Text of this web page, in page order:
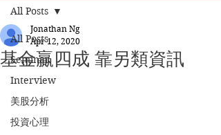
All Posts
Seminar
Interview
美股分析
投資心理
All Posts
基金贏四成 靠另類資訊
Jonathan Ng
Apr 12, 2020